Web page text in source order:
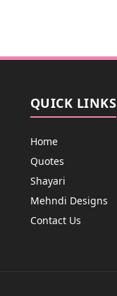
QUICK LINKS
Home
Quotes
Shayari
Mehndi Designs
Contact Us